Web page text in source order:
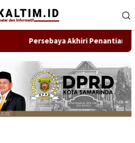
Persebaya Akhiri Penantian,